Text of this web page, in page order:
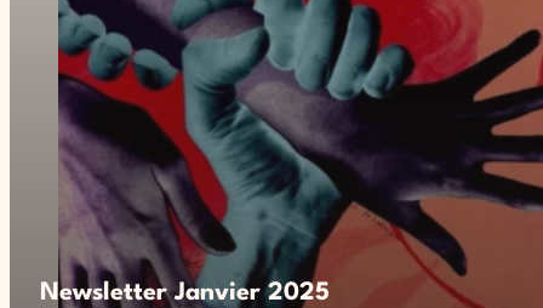
Newsletter Janvier 2025